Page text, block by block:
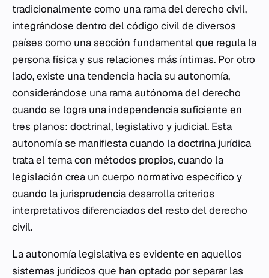
tradicionalmente como una rama del derecho civil,
integrándose dentro del código civil de diversos
países como una sección fundamental que regula la
persona física y sus relaciones más íntimas. Por otro
lado, existe una tendencia hacia su autonomía,
considerándose una rama autónoma del derecho
cuando se logra una independencia suficiente en
tres planos: doctrinal, legislativo y judicial. Esta
autonomía se manifiesta cuando la doctrina jurídica
trata el tema con métodos propios, cuando la
legislación crea un cuerpo normativo específico y
cuando la jurisprudenciadesarrolla criterios
interpretativos diferenciados del resto del derecho
civil.
La autonomía legislativa es evidente en aquellos
sistemas jurídicos que han optado por separar las